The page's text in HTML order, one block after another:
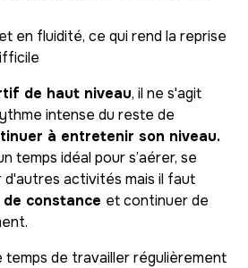
en fluidité, ce qui rend la reprise
de haut niveau, il ne s'agit
intense du reste de
à entretenir son niveau.
temps idéal pour s’aérer, se
activités mais il faut
de constance et continuer de
temps de travailler régulièrement